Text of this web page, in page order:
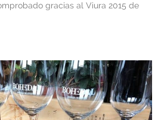
gracias al Viura 2015 de